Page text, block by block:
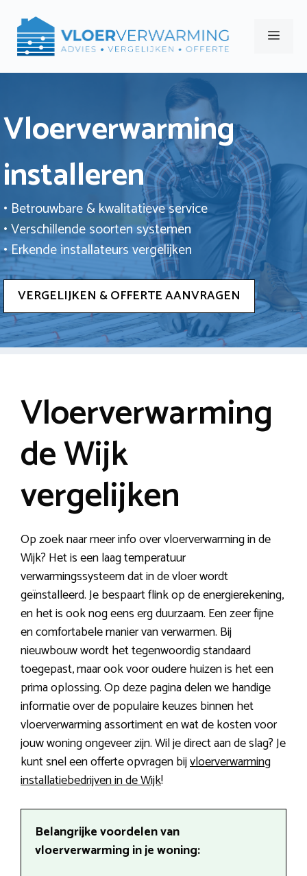
naar
Menu
Vloerverwarming
installeren
• Betrouwbare & kwalitatieve service
• Verschillende soorten systemen
• Erkende installateurs vergelijken
VERGELIJKEN & OFFERTE AANVRAGEN
Vloerverwarming
de Wijk
vergelijken
Op zoek naar meer info over vloerverwarming in de
Wijk? Het is een laag temperatuur
verwarmingssysteem dat in de vloer wordt
geïnstalleerd. Je bespaart flink op de energierekening,
en het is ook nog eens erg duurzaam. Een zeer fijne
en comfortabele manier van verwarmen. Bij
nieuwbouw wordt het tegenwoordig standaard
toegepast, maar ook voor oudere huizen is het een
prima oplossing. Op deze pagina delen we handige
informatie over de populaire keuzes binnen het
vloerverwarming assortiment en wat de kosten voor
jouw woning ongeveer zijn. Wil je direct aan de slag? Je
kunt snel een offerte opvragen bijvloerverwarming
installatiebedrijven in de Wijk!
Belangrijke voordelen van
vloerverwarming in je woning: